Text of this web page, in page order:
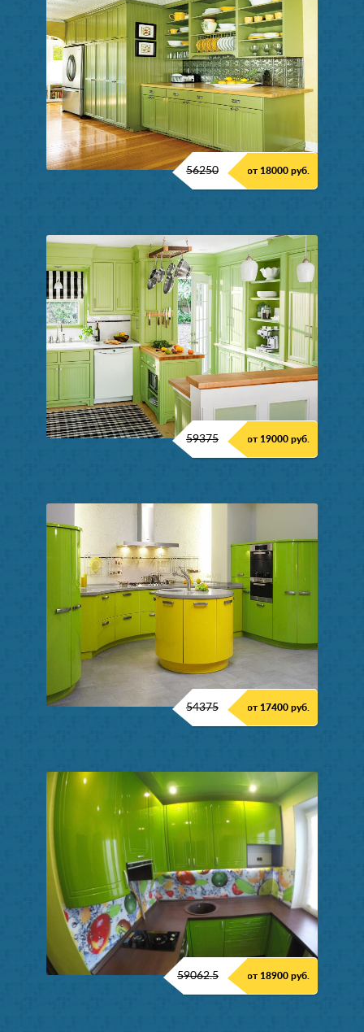
56250 от 18000 руб.
59375 от 19000 руб.
54375 от 17400 руб.
59062.5 от 18900 руб.